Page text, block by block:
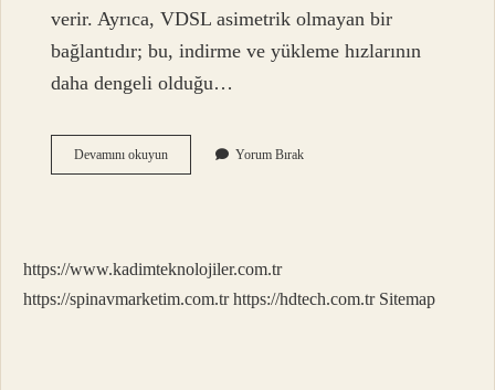
verir. Ayrıca, VDSL asimetrik olmayan bir
bağlantıdır; bu, indirme ve yükleme hızlarının
daha dengeli olduğu…
Devamını okuyunKaç
Çeşit
Yorum Bırak
https://www.kadimteknolojiler.com.tr
https://spinavmarketim.com.tr https://hdtech.com.tr Sitemap